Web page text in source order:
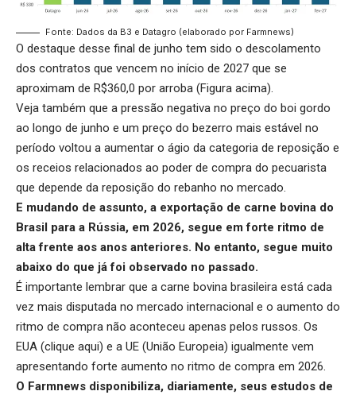
Fonte: Dados da B3 e Datagro (elaborado por Farmnews)
O destaque desse final de junho tem sido o descolamento
dos contratos que vencem no início de 2027 que se
aproximam de R$360,0 por arroba (Figura acima).
Veja também que a pressão negativa no preço do boi gordo
ao longo de junho e um preço do bezerro mais estável no
período voltou a aumentar o ágio da categoria de reposição e
os receios relacionados ao poder de compra do pecuarista
que depende da reposição do rebanho no mercado.
E mudando de assunto, a exportação de carne bovina do
Brasil para a Rússia, em 2026, segue em forte ritmo de
alta frente aos anos anteriores. No entanto, segue muito
abaixo do que já foi observado no passado.
É importante lembrar que a carne bovina brasileira está cada
vez mais disputada no mercado internacional e o aumento do
ritmo de compra não aconteceu apenas pelos russos. Os
EUA (clique aqui) e a UE (União Europeia) igualmente vem
apresentando forte aumento no ritmo de compra em 2026.
O Farmnews disponibiliza, diariamente, seus estudos de